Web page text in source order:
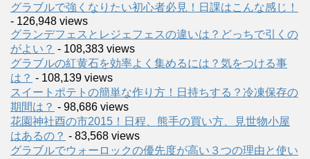
グラブルで強くなりたい初心者必見！日課はこんな感じ！
- 126,948 views
グランデフェスとレジェフェスの違いは？どっちで引くの
がよい？ - 108,383 views
グラブルの紅黄石を効率よく集めるには？気をつける事
は？ - 108,139 views
スイートポテトの簡単な作り方！日持ちする？冷凍保存の
期間は？ - 98,686 views
花園神社酉の市2015！日程、熊手の買い方、見世物小屋
はあるの？ - 83,568 views
グラブルでウォーロックの優先度が高い３つの理由と使い